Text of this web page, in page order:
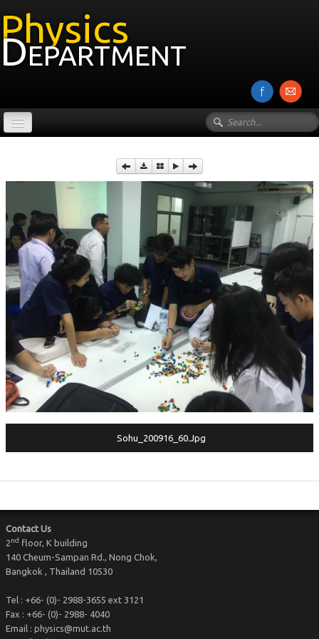
Physics
Department
งานวิจัย
รายวิชา
Photos
KM@Physics
Physics Community
Sohu_200916_60.jpg
Contact Us
2nd floor, K building
140 Cheum-Sampan Rd., Nong Chok,
Bangkok , Thailand 10530
Tel : +66- (0)- 2988-3655 ext 3121
Fax : +66- (0)- 2988- 4040
Email : physics@mut.ac.th